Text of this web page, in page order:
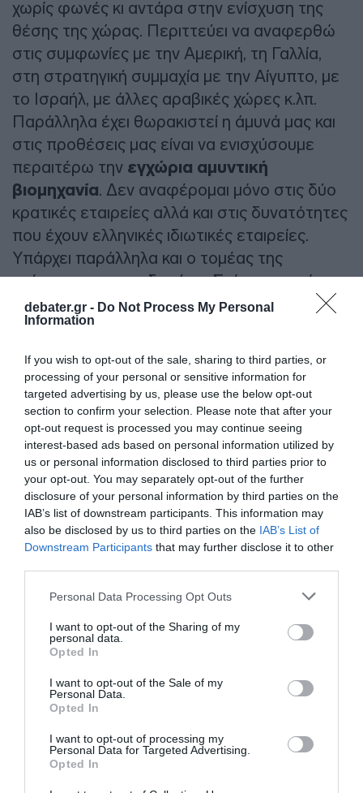
debater.gr - Do Not Process My Personal
Information
If you wish to opt-out of the sale, sharing to third parties, or
processing of your personal or sensitive information for
targeted advertising by us, please use the below opt-out
section to confirm your selection. Please note that after your
opt-out request is processed you may continue seeing
interest-based ads based on personal information utilized by
us or personal information disclosed to third parties prior to
your opt-out. You may separately opt-out of the further
disclosure of your personal information by third parties on the
IAB’s list of downstream participants. This information may
also be disclosed by us to third parties on the IAB’s List of
Downstream Participants that may further disclose it to other
Please note that this website/app uses one or more Google
not limited to your visit or usage behaviour. You may click to
grant or deny consent to Google and its third-party tags to
use your data for below specified purposes in below Google
consent section.
Personal Data Processing Opt Outs
I want to opt-out of the Sharing of my
personal data.
Opted In
I want to opt-out of the Sale of my
Personal Data.
Opted In
I want to opt-out of processing my
Personal Data for Targeted Advertising.
Opted In
χωρίς φωνές κι αντάρα στην ενίσχυση της
θέσης της χώρας. Περιττεύει να αναφερθώ
στις συμφωνίες με την Αμερική, τη Γαλλία,
στη στρατηγική συμμαχία με την Αίγυπτο, με
το Ισραήλ, με άλλες αραβικές χώρες κ.λπ.
Παράλληλα έχει θωρακιστεί η άμυνά μας και
στις προθέσεις μας είναι να ενισχύσουμε
περαιτέρω την εγχώρια αμυντική
βιομηχανία. Δεν αναφέρομαι μόνο στις δύο
κρατικές εταιρείες αλλά και στις δυνατότητες
που έχουν ελληνικές ιδιωτικές εταιρείες.
Υπάρχει παράλληλα και ο τομέας της
ενέργειας και των δικτύων. Στόχος μας είναι η
αναβάθμιση του ρόλου της χώρας ως κόμβου
ενέργειας, μεταφορών, δεδομένων και
υδρογονανθράκων και οι διασυνδέσεις με την
ανατολική και κεντρική Ευρώπη. Είναι οι νέες
δυνατότητες που δημιουργούνται στο χώρο
των δικτύων, των νέων τεχνολογιών, των
διευρωπαϊκών δικτύων μεταφορών. Όλα
αυτά είναι εξωτερική πολιτική στην πράξη»,
ανέφερε.
«Σε αυτήν την περίοδο των διεθνών
αναταράξεων, κατέληξε ο αντιπρόεδρος της
κυβέρνησης, η χώρα δεν μπορεί να
ούτε με δημαγωγία. Αυτά δεν είναι συνταγές
για το μέλλον. Δεν δικαιούμαστε, μετά την
περιπέτεια της περασμένης δεκαετίας να
έχουμε αντιλήψεις που δεν υπηρετούν το
Χρειαζόμαστε σοβαρότητα, υπευθυνότητα
και προτάσεις που να αντέχουν στη λογική και